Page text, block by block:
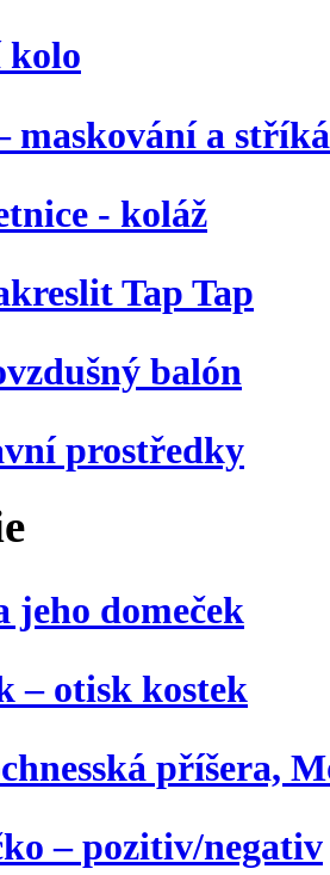
kolo
maskování a
- koláž
Tap Tap
balón
prostředky
jeho domeček
– otisk kostek
příšera,
– pozitiv/negativ